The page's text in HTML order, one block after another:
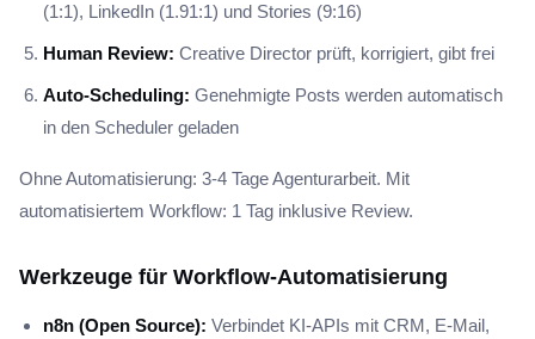
(1:1), LinkedIn (1.91:1) und Stories (9:16)
Human Review: Creative Director prüft, korrigiert, gibt frei
Auto-Scheduling: Genehmigte Posts werden automatisch
in den Scheduler geladen
Ohne Automatisierung: 3-4 Tage Agenturarbeit. Mit
automatisiertem Workflow: 1 Tag inklusive Review.
Werkzeuge für Workflow-Automatisierung
n8n (Open Source): Verbindet KI-APIs mit CRM, E-Mail,